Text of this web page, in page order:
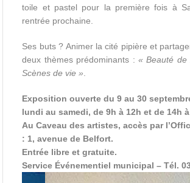
toile et pastel pour la première fois à
rentrée prochaine.
Ses buts ? Animer la cité pipière et
deux thèmes prédominants : « Beauté de
Scènes de vie »
Exposition ouverte du 9 au 30
lundi au samedi, de 9h à 12h et de 14h
Au Caveau des artistes, accès par
: 1, avenue de Belfort.
Entrée libre et gratuite.
Service Événementiel municipal – Tél.